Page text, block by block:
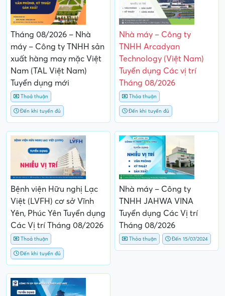
Tháng 08/2026 – Nhà
máy – Công ty TNHH sản
xuất hàng may mặc Việt
Nam (TAL Việt Nam)
Tuyển dụng mới
Thoả thuận
Đến khi tuyển đủ
Nhà máy – Công ty
TNHH Arcadyan
Technology (Việt Nam)
Tuyển dụng Các vị trí
Tháng 08/2026
Thỏa thuận
Đến khi tuyển đủ
Bệnh viện Hữu nghị Lạc
Việt (LVFH) cơ sở Vĩnh
Yên, Phúc Yên Tuyển dụng
Các Vị trí Tháng 08/2026
Thoả thuận
Đến khi tuyển đủ
Nhà máy – Công ty
TNHH JAHWA VINA
Tuyển dụng Các Vị trí
Tháng 08/2026
Thỏa thuận Đến 15/07/2024